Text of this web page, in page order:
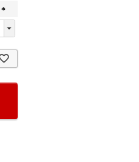
(
)